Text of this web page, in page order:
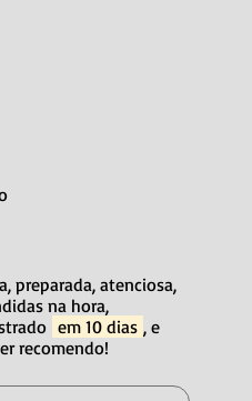
preparada, atenciosa,
na hora,
em 10 dias , e
recomendo!